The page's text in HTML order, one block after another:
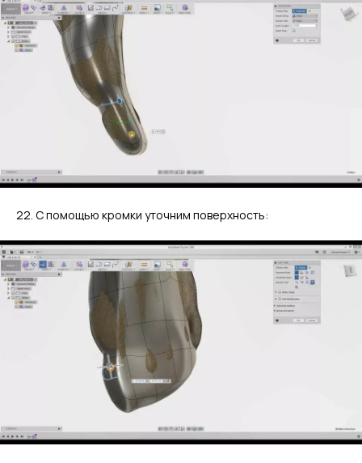
22. С помощью кромки уточним поверхность: